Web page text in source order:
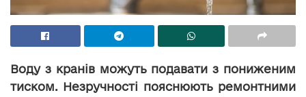
Воду з кранів можуть подавати з пониженим
тиском. Незручності пояснюють ремонтними